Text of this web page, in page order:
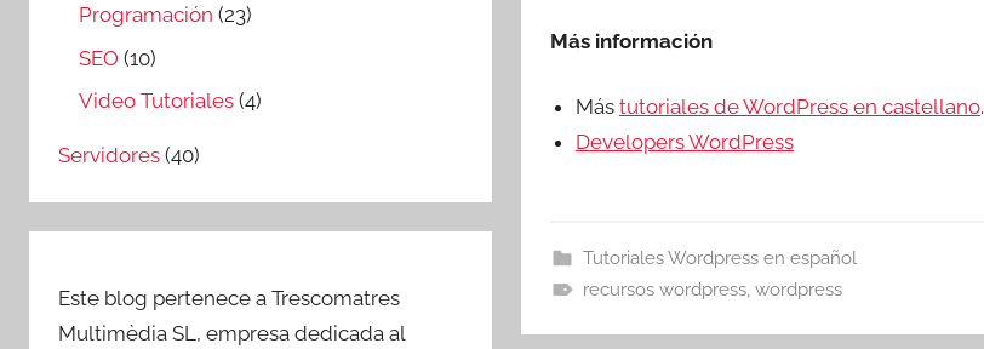
Más información
Más tutoriales de WordPress en castellano.
Developers WordPress
Tutoriales Wordpress en español
recursos wordpress ,wordpress
Programación (23)
SEO (10)
Video Tutoriales (4)
Servidores (40)
Este blog pertenece a Trescomatres
Multimèdia SL, empresa dedicada al